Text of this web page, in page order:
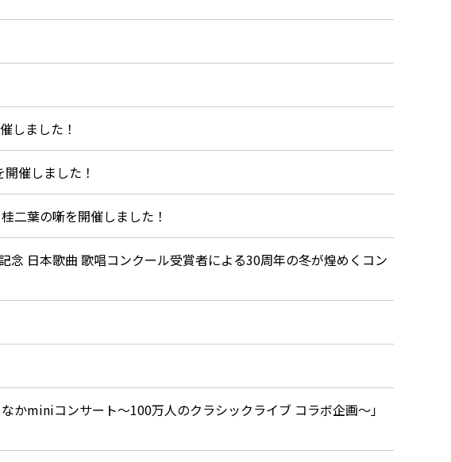
しました！
催しました！
二葉の噺を開催しました！
念 日本歌曲 歌唱コンクール受賞者による30周年の冬が煌めくコン
かminiコンサート～100万人のクラシックライブ コラボ企画～」